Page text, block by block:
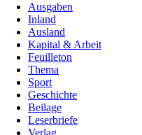
Ausgaben
Inland
Ausland
Kapital & Arbeit
Feuilleton
Thema
Sport
Geschichte
Beilage
Leserbriefe
Verlag